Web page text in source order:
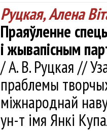
Руцкая, Алена
Праяўленне
і жывапісным
/ А. В. Руцкая //
праблемы
міжнароднай
ун-т імя Янкі